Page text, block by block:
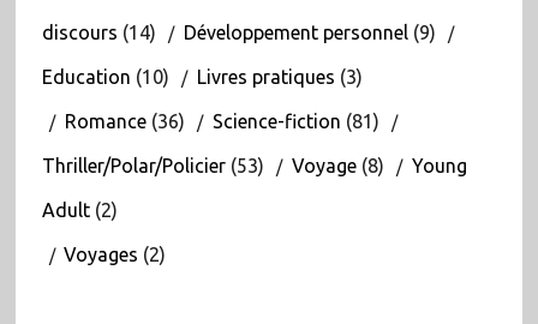
discours (14) Développement personnel(9)
Education (10) Livres pratiques (3)
Romance(36) Science-fiction (81)
Thriller/Polar/Policier(53) Voyage(8) Young
Adult(2)
Voyages (2)